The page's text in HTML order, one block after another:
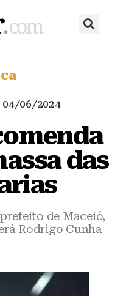
04/06/2024
das
de Maceió,
Rodrigo Cunha